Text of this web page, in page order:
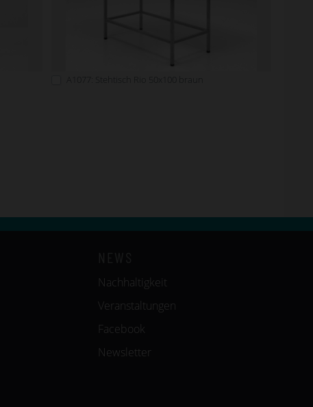
Nachhaltigkeit
Veranstaltungen
Facebook
Newsletter